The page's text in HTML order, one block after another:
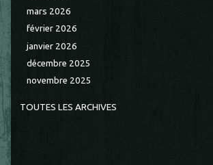
mars 2026
février 2026
janvier 2026
décembre 2025
novembre 2025
TOUTES LES ARCHIVES